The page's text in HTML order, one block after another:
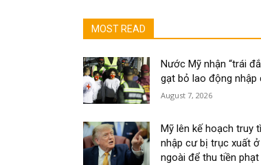
MOST READ
Nước Mỹ nhận “trái
gạt bỏ lao động nhập
August 7, 2026
Mỹ lên kế hoạch truy
nhập cư bị trục xuất
ngoài để thu tiền phạt